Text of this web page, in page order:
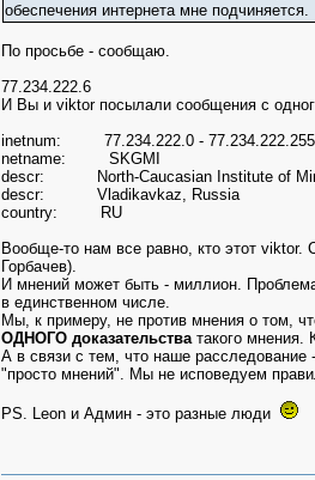
обеспечения интернета мне
По просьбе - сообщаю.
77.234.222.6
И Вы и viktor посылали сообщения с
inetnum: 77.234.222.0 - 77.234.222.255
netname: SKGMI
descr: North-Caucasian Institute of
descr: Vladikavkaz, Russia
country: RU
Вообще-то нам все равно, кто этот viktor.
Горбачев).
И мнений может быть - миллион.
в единственном числе.
Мы, к примеру, не против мнения о том,
ОДНОГО доказательства такого
А в связи с тем, что наше
"просто мнений". Мы не исповедуем
PS. Leon и Админ - это разные люди